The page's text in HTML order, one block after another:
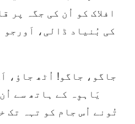
افلاک کو اُن کی جگہ پر
کی بُنیاد ڈالی، اَورجو
یَاہوِہ کے ہاتھ سے
تُونے اُس جام کو تہہ تک